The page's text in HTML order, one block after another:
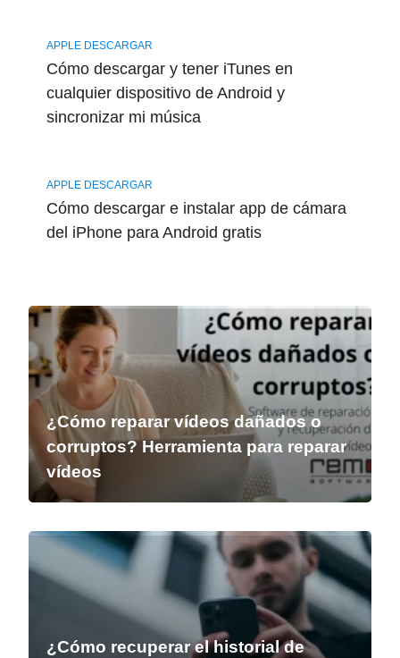
APPLE DESCARGAR
Cómo descargar y tener iTunes en
cualquier dispositivo de Android y
sincronizar mi música
APPLE DESCARGAR
Cómo descargar e instalar app de cámara
del iPhone para Android gratis
¿Cómo reparar vídeos dañados o
corruptos? Herramienta para reparar
vídeos
¿Cómo recuperar el historial de